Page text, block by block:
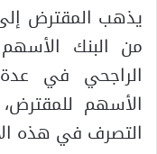
يذهب المقترض
من البنك
الراجحي في
الأسهم
التصرف في هذه